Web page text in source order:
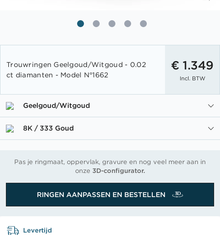
het
begin
de
afbeeldingen-
Trouwringen Geelgoud/Witgoud - 0.02
ct diamanten - Model N°1662
€ 1.349
Incl. BTW
Geelgoud/Witgoud
8K / 333 Goud
Pas je ringmaat, oppervlak, gravure en nog veel meer aan in
onze 3D-configurator.
RINGEN AANPASSEN EN BESTELLEN
Levertijd